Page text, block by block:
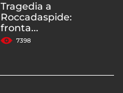
Tragedia a
Roccadaspide:
fronta...
7398